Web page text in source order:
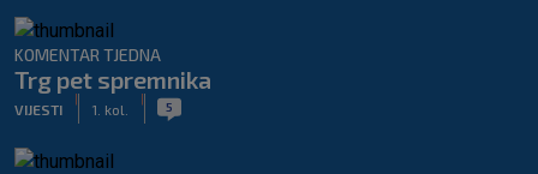
KOMENTAR TJEDNA
Trg pet spremnika
VIJESTI 1. kol. 5